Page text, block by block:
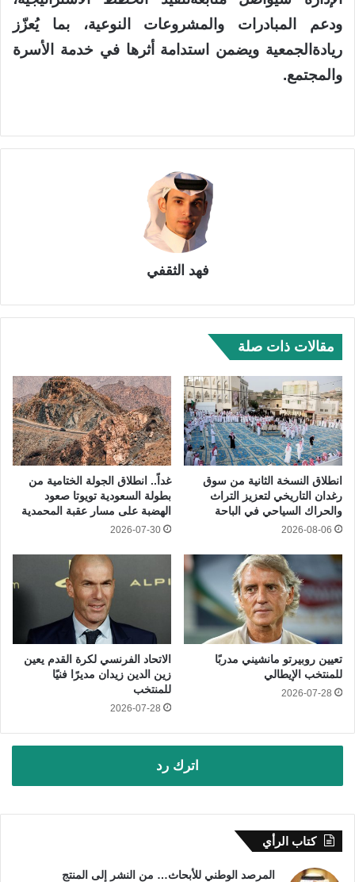
ودعم
المبادرات والمشروعات النوعية،بما يعزز
ريادة الجمعية ويضمن استدامة أثرها في خدمة
الأسرة
والمجتمع.
فهد الثقفي
مقالات ذات صلة
انطلاق النسخة الثانية من سوق
رغدان التاريخي لتعزيز التراث
والحراك السياحي في الباحة
2026-08-06
غداً.. انطلاق الجولة الختامية من
بطولة السعودية تويوتا صعود
الهضبة على مسار عقبة المحمدية
2026-07-30
تعيين روبيرتو مانشيني مدربًا
للمنتخب الإيطالي
2026-07-28
الاتحاد الفرنسي لكرة القدم يعين
زين الدين زيدان مديرًا فنيًا
للمنتخب
2026-07-28
اترك رد
كتاب الرأي
المرصد الوطني للأبحاث… من النشر إلى المنتج